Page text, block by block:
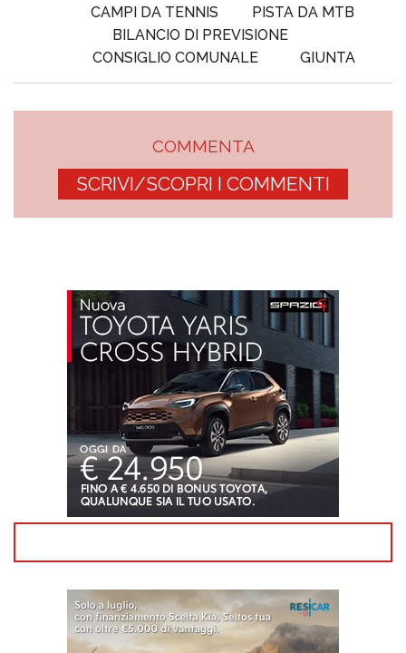
CAMPI DA TENNIS
PISTA DA MTB
BILANCIO DI PREVISIONE
CONSIGLIO COMUNALE
GIUNTA
COMMENTA
SCRIVI/SCOPRI I COMMENTI